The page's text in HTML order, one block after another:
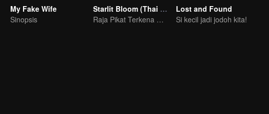
My Fake Wife
Sinopsis
Starlit Bloom (Thai Ver.)
Raja Pikat Terkena Pukat!
Lost and Found
Si kecil jadi jodoh kita!